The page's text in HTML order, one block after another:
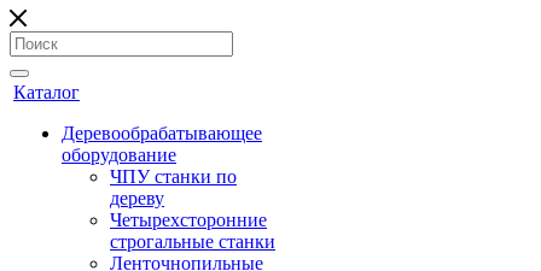
Каталог
Деревообрабатывающее
оборудование
ЧПУ станки по
дереву
Четырехсторонние
строгальные станки
Ленточнопильные